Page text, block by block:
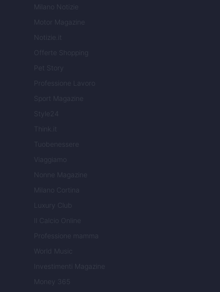
Milano Notizie
Motor Magazine
Notizie.it
Offerte Shopping
Pet Story
Professione Lavoro
Sport Magazine
Style24
Think.it
Tuobenessere
Viaggiamo
Nonne Magazine
Milano Cortina
Luxury Club
Il Calcio Online
Professione mamma
World Music
Investimenti Magazine
Money 365